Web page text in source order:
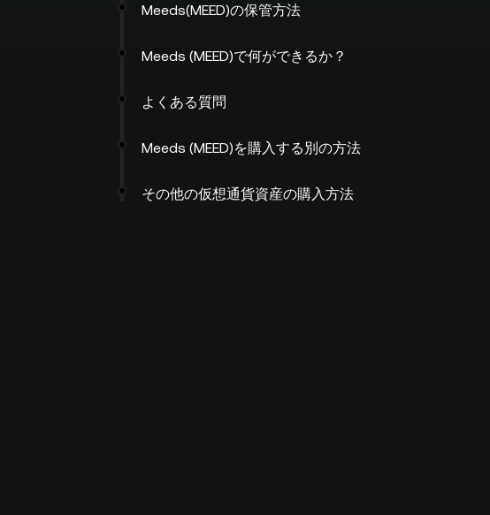
Meeds(MEED)の保管方法
Meeds (MEED)で何ができるか？
よくある質問
Meeds (MEED)を購入する別の方法
その他の仮想通貨資産の購入方法